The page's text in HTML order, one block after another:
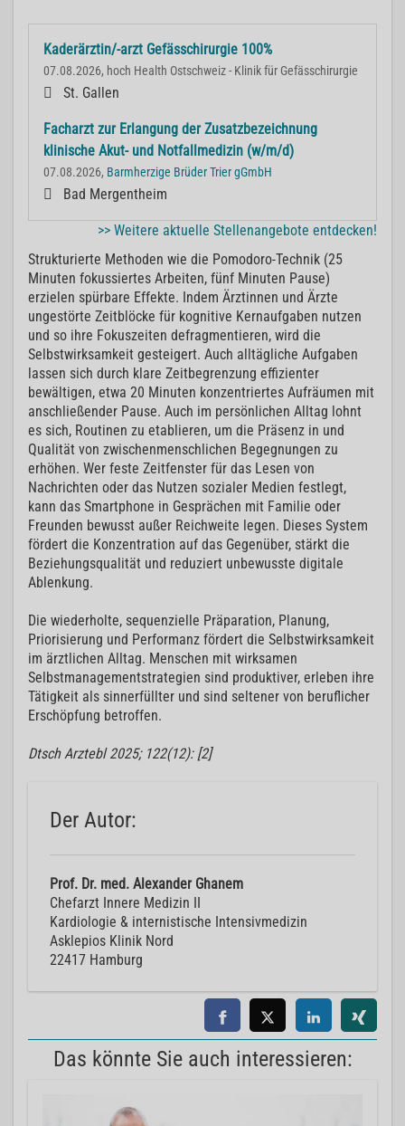
Kaderärztin/-arzt Gefässchirurgie 100%
07.08.2026, hoch Health Ostschweiz - Klinik für Gefässchirurgie
St. Gallen
Facharzt zur Erlangung der Zusatzbezeichnung
klinische Akut- und Notfallmedizin (w/m/d)
07.08.2026, Barmherzige Brüder Trier gGmbH
Bad Mergentheim
>> Weitere aktuelle Stellenangebote entdecken!
Strukturierte Methoden wie die Pomodoro-Technik (25
Minuten fokussiertes Arbeiten, fünf Minuten Pause)
erzielen spürbare Effekte. Indem Ärztinnen und Ärzte
ungestörte Zeitblöcke für kognitive Kernaufgaben nutzen
und so ihre Fokuszeiten defragmentieren, wird die
Selbstwirksamkeit gesteigert. Auch alltägliche Aufgaben
lassen sich durch klare Zeitbegrenzung effizienter
bewältigen, etwa 20 Minuten konzentriertes Aufräumen mit
anschließender Pause. Auch im persönlichen Alltag lohnt
es sich, Routinen zu etablieren, um die Präsenz in und
Qualität von zwischenmenschlichen Begegnungen zu
erhöhen. Wer feste Zeitfenster für das Lesen von
Nachrichten oder das Nutzen sozialer Medien festlegt,
kann das Smartphone in Gesprächen mit Familie oder
Freunden bewusst außer Reichweite legen. Dieses System
fördert die Konzentration auf das Gegenüber, stärkt die
Beziehungsqualität und reduziert unbewusste digitale
Ablenkung.
Die wiederholte, sequenzielle Präparation, Planung,
Priorisierung und Performanz fördert die Selbstwirksamkeit
im ärztlichen Alltag. Menschen mit wirksamen
Selbstmanagementstrategien sind produktiver, erleben ihre
Tätigkeit als sinnerfüllter und sind seltener von beruflicher
Erschöpfung betroffen.
Dtsch Arztebl 2025; 122(12): [2]
Der Autor:
Prof. Dr. med. Alexander Ghanem
Chefarzt Innere Medizin II
Kardiologie & internistische Intensivmedizin
Asklepios Klinik Nord
22417 Hamburg
Das könnte Sie auch interessieren: